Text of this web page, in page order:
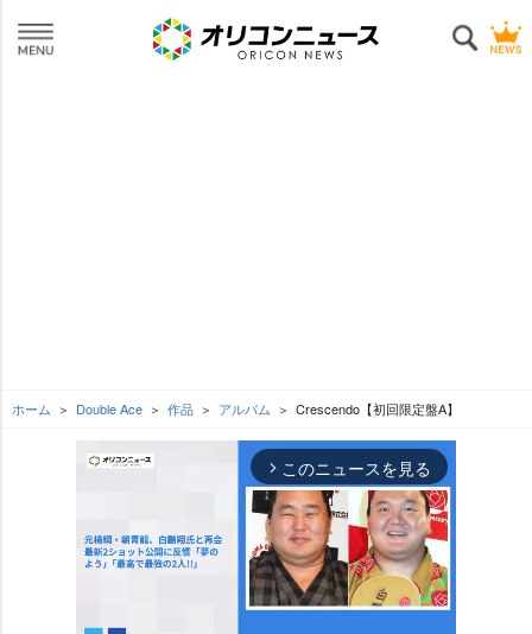
ホーム Double Ace 作品 アルバム Crescendo【初回限定盤A】
arrow_forward_ios このニュースを見る